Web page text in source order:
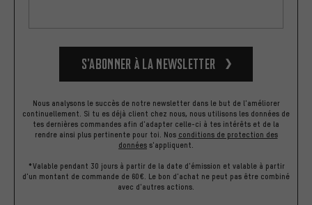
S’abonner à la newsletter
Nous analysons le succès de notre newsletter dans le but de l'améliorer
continuellement. Si tu es déjà client chez nous, nous utilisons les données de
tes dernières commandes afin d'adapter celle-ci à tes intérêts et de la
rendre ainsi plus pertinente pour toi. Nos conditions de protection des
données s'appliquent.
*Valable pendant 30 jours à partir de la date d'émission et valable à partir
d'un montant de commande de 60€. Le bon d'achat ne peut pas être combiné
avec d'autres actions.